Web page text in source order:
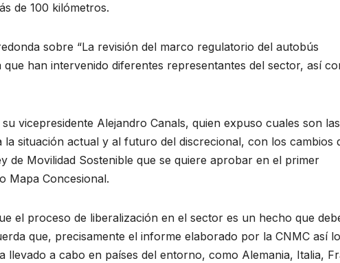
de 100 kilómetros.
sobre “La revisión del marco regulatorio del autobús
han intervenido diferentes representantes del sector, así
vicepresidente Alejandro Canals, quien expuso cuales son las
situación actual y al futuro del discrecional, con los cambios
de Movilidad Sostenible que se quiere aprobar en el primer
Mapa Concesional.
el proceso de liberalización en el sector es un hecho que
que, precisamente el informe elaborado por la CNMC así lo
llevado a cabo en países del entorno, como Alemania, Italia,